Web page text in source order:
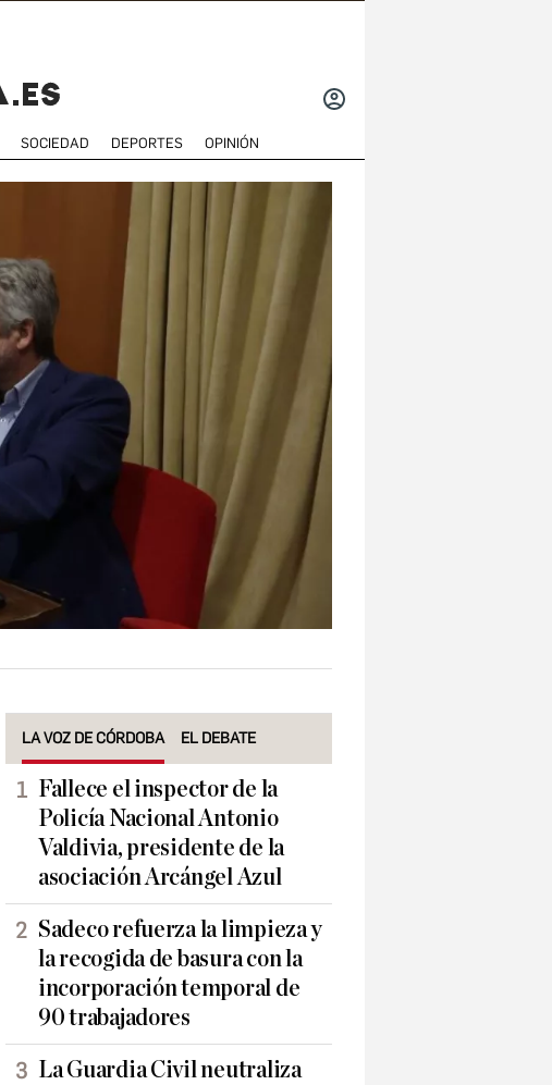
SOCIEDAD DEPORTES OPINIÓN
LA VOZ DE CÓRDOBA EL DEBATE
Fallece el inspector de la
Policía Nacional Antonio
Valdivia, presidente de la
asociación Arcángel Azul
Sadeco refuerza la limpieza y
la recogida de basura con la
incorporación temporal de
90 trabajadores
La Guardia Civil neutraliza